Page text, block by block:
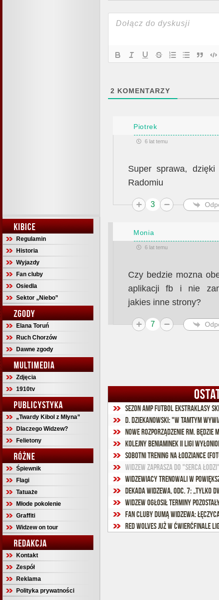
KIBICE
Regulamin
Historia
Wyjazdy
Fan cluby
Osiedla
Sektor „Niebo”
ZGODY
Elana Toruń
Ruch Chorzów
Dawne zgody
MULTIMEDIA
Zdjęcia
1910tv
PUBLICYSTYKA
„Twardy Kibol z Młyna”
Dlaczego Widzew?
Felietony
RÓŻNE
Śpiewnik
Flagi
Tatuaże
Młode pokolenie
Graffiti
Widzew on tour
REDAKCJA
Kontakt
Zespół
Reklama
Polityka prywatności
2 KOMENTARZY
Piotrek
6 lat temu
Super sprawa,
Radomiu
3
Monia
6 lat temu
Czy bedzie mozna
aplikacji fb i nie
jakies inne strony?
7
Sezon Amp Futbol Ekstraklasy
D. Dziekanowski: "W tamtym
Nowe rozporządzenie RM.
Kolejny beniaminek II ligi
Sobotni trening na Łodziance
Widzew zaprasza do "Serca
Widzewiacy trenowali w
Dekada Widzewa, odc. 7: „Tylko
Widzew ogłosił terminy
Fan cluby dumą Widzewa:
Red Wolves już w ćwierćfinale